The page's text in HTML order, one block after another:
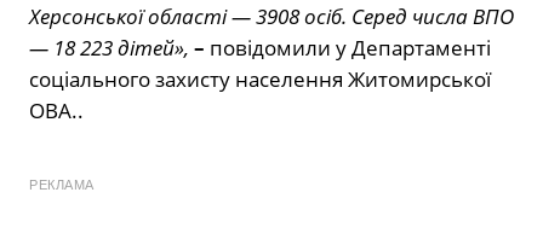
Херсонської області — 3908 осіб. Серед числа ВПО
— 18 223 дітей», – повідомили у Департаменті
соціального захисту населення Житомирської
ОВА..
РЕКЛАМА